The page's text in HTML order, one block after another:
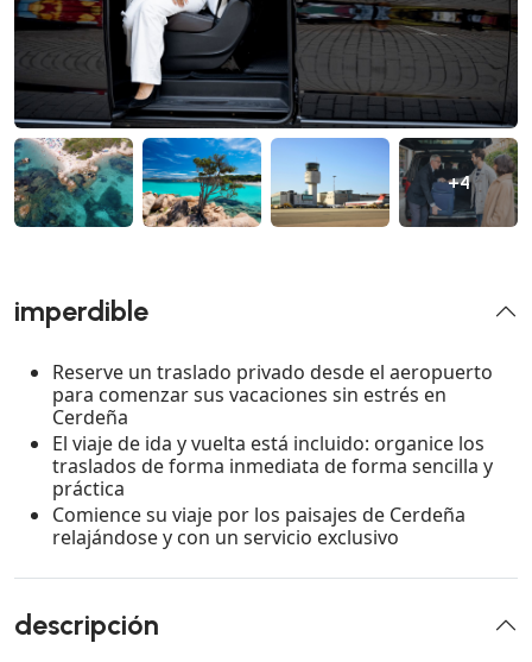
+4
imperdible
Reserve un traslado privado desde el aeropuerto
para comenzar sus vacaciones sin estrés en
Cerdeña
El viaje de ida y vuelta está incluido: organice los
traslados de forma inmediata de forma sencilla y
práctica
Comience su viaje por los paisajes de Cerdeña
relajándose y con un servicio exclusivo
descripción